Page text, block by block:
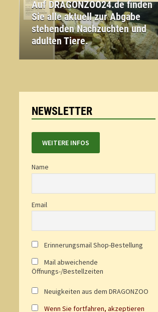
Auf DRAGONZOO24.de finden
Sie alle aktuell zur Abgabe
stehenden Nachzuchten und
adulten Tiere.
NEWSLETTER
WEITERE INFOS
Name
Email
Erinnerungsmail Shop-Bestellung
Mail abweichende
Öffnungs-/Bestellzeiten
Neuigkeiten aus dem DRAGONZOO
Wenn Sie fortfahren, akzeptieren